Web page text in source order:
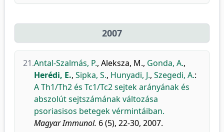
2007
21.Antal-Szalmás, P., Aleksza, M., Gonda, A.,
Herédi, E., Sipka, S., Hunyadi, J., Szegedi, A.:
A Th1/Th2 és Tc1/Tc2 sejtek arányának és
abszolút sejtszámának változása
psoriasisos betegek vérmintáiban.
Magyar Immunol. 6 (5), 22-30, 2007.